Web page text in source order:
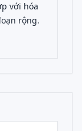
với hóa
rộng.